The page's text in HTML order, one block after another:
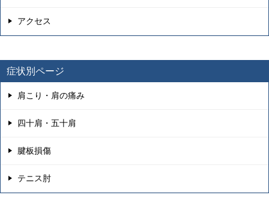
アクセス
症状別ページ
肩こり・肩の痛み
四十肩・五十肩
腱板損傷
テニス肘